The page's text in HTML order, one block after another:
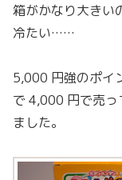
箱がかなり大きい
冷たい……
5,000 円強のポイ
で 4,000 円で売
ました。